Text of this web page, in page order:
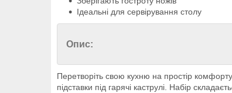
Ідеальні для сервірування столу
Опис:
Перетворіть свою кухню на простір
підставки під гарячі каструлі. Набір